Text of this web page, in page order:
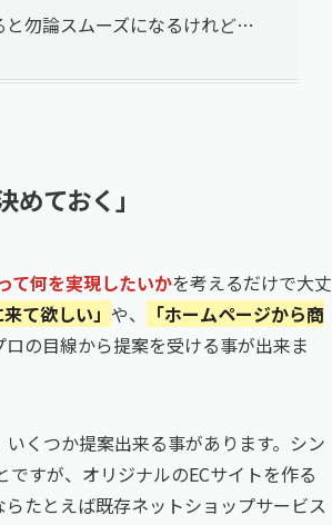
勿論スムーズになるけれど…
ておく」
て何を実現したいかを考えるだけで大丈
て欲しい」 や、
「ホームページから商
の目線から提案を受ける事が出来ま
くつか提案出来る事があります。シン
すが、オリジナルのECサイトを作る
たとえば既存ネットショップサービス